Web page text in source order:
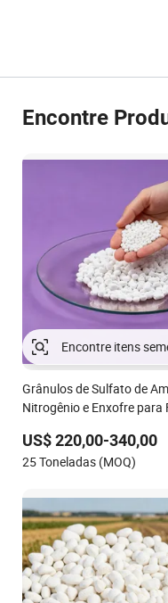
Encontre
Grânulos de Sulfato de
Nitrogênio e Enxofre para
US$ 220,00-340,00
25 Toneladas (MOQ)